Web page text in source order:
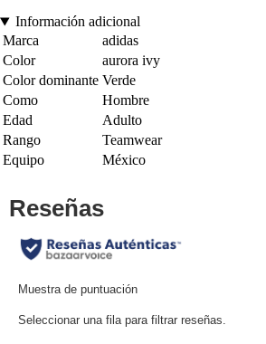
Información adicional
Marca
adidas
Color
aurora ivy
Color dominante Verde
Como
Hombre
Edad
Adulto
Rango
Teamwear
Equipo
México